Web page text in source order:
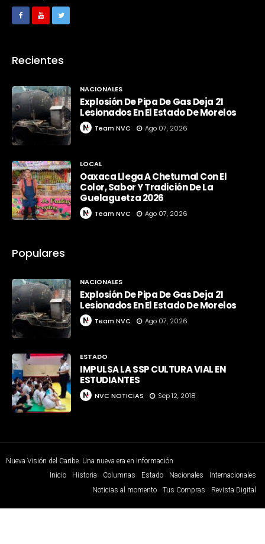
Recientes
NACIONALES
Explosión De Pipa De Gas Deja 21
Lesionados En El Estado De Morelos
Team NVC Ago 07, 2026
LOCAL
Oaxaca Llega A Chetumal Con El
Color, Sabor Y Tradición De La
Guelaguetza 2026
Team NVC Ago 07, 2026
Populares
NACIONALES
Explosión De Pipa De Gas Deja 21
Lesionados En El Estado De Morelos
Team NVC Ago 07, 2026
ESTADO
IMPULSA LA SSP CULTURA VIAL EN
ESTUDIANTES
NVC NOTICIAS Sep 12, 2018
Nueva Visión del Caribe. Una nueva era en información
Inicio
Historia Columnas Estado Nacionales
Internacionales
Noticias al momento
Tus Compras Revista Digital